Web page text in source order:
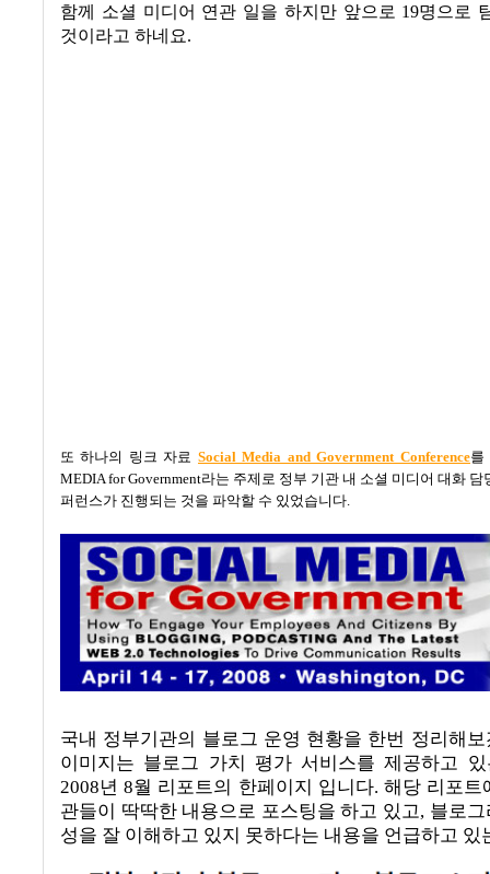
함께 소셜 미디어 연관 일을 하지만 앞으로 19명으로
것이라고 하네요.
또 하나의 링크 자료 Social Media and Government Conference를
MEDIA for Government라는 주제로 정부 기관 내 소셜 미디어 대화 담
퍼런스가 진행되는 것을 파악할 수 있었습니다.
국내 정부기관의 블로그 운영 현황을 한번 정리해보
이미지는 블로그 가치 평가 서비스를 제공하고
2008년 8월 리포트의 한페이지 입니다.해당 리포트
관들이 딱딱한 내용으로 포스팅을 하고 있고, 블로
성을 잘 이해하고 있지 못하다는 내용을 언급하고 있